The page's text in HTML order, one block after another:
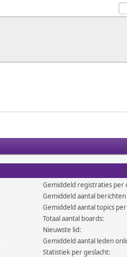
Gemiddeld registraties per
Gemiddeld aantal
Gemiddeld aantal topics
Totaal aantal boards:
Nieuwste lid:
Gemiddeld aantal leden
Statistiek per geslacht: